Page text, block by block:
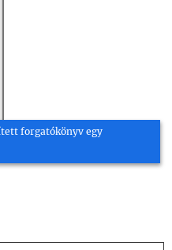
forgatókönyv egy